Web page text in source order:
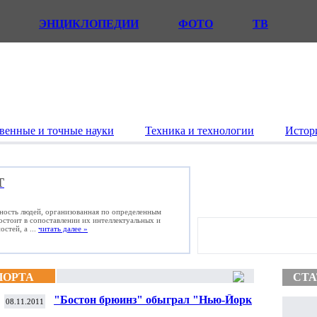
ЭНЦИКЛОПЕДИИ ФОТО ТВ
и точные науки Техника и технологии
людей, организованная по определенным
в сопоставлении их интеллектуальных и
а ... читать далее »
08.11.2011
"Бостон брюинз" обыграл "Нью-Йорк